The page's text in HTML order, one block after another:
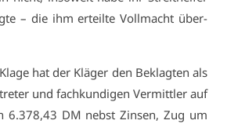
– die ihm er­teil­te Voll­macht über­
hat der Klä­ger den Be­klag­ten als
und fach­kun­di­gen Ver­mitt­ler auf
6.378,43 DM nebst Zin­sen, Zug um